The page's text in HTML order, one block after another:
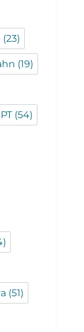
(23)
(19)
(54)
(51)